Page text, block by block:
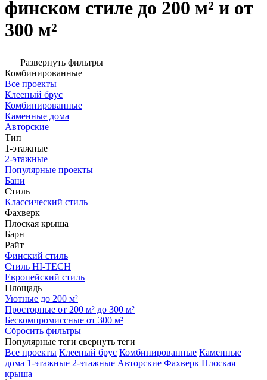
финском стиле до 200 м² и от
300 м²
Развернуть фильтры
Комбинированные
Все проекты
Клееный брус
Комбинированные
Каменные дома
Авторские
Тип
1-этажные
2-этажные
Популярные проекты
Бани
Стиль
Классический стиль
Фахверк
Плоская крыша
Барн
Райт
Финский стиль
Стиль HI-TECH
Европейский стиль
Площадь
Уютные до 200 м²
Просторные от 200 м² до 300 м²
Бескомпромиссные от 300 м²
Сбросить фильтры
Популярные теги свернуть теги
Все проекты Клееный брус Комбинированные Каменные
дома 1-этажные 2-этажные Авторские Фахверк Плоская
крыша